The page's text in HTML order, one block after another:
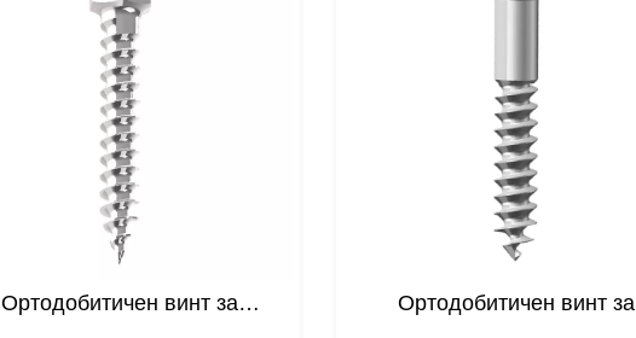
Ортодобитичен винт за
Ортодобитичен винт за